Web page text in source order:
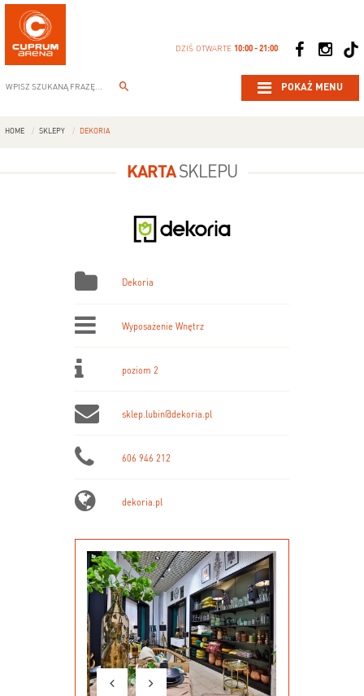
DZIŚ OTWARTE 10:00 - 21:00
POKAŻ MENU
HOME SKLEPY DEKORIA
KARTASKLEPU
Dekoria
Wyposażenie Wnętrz
poziom 2
sklep.lubin@dekoria.pl
606 946 212
dekoria.pl